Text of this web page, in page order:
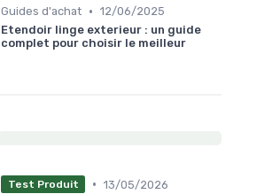
Guides d'achat • 12/06/2025
Etendoir linge exterieur : un guide
complet pour choisir le meilleur
Test Produit • 13/05/2026